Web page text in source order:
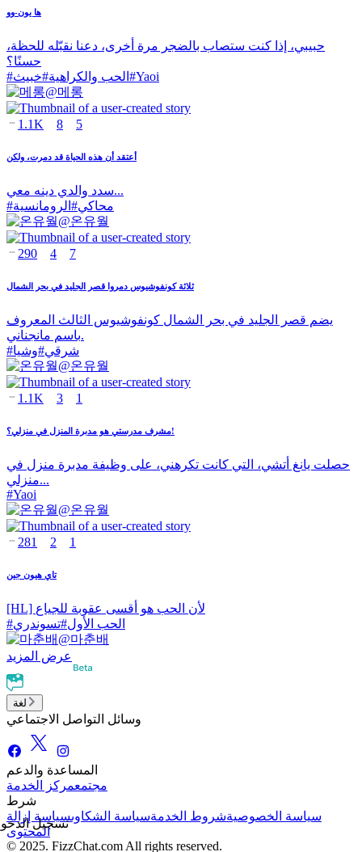
تسجيل
ها يون-وو
حبيبي، إذا كنت ستصاب بالضجر مرة أخرى، دعنا نقبّله للحظة،
حسنًا؟
#
الحب والكراهية#خبيث #Yaoi
@메롱
1.1K 8 5
أعتقد أن هذه الحياة قد دمرت، ولكن
سدد والدي دينه معي...
#
محاكي# الرومانسية
@온유월
290 4 7
ثلاثة كونفوشيوس دمروا قصر الجليد في بحر الشمال
يضم قصر الجليد في بحر الشمال كونفوشيوس الثالث المعروف
باسم مانجناني.
#
شرقي#وشيا
@온유월
1.1K 3 1
مشرف مدرستي هو مدبرة المنزل في منزلي؟!
حصلت يانغ أتشي، التي كانت تكرهني، على وظيفة مدبرة منزل في
منزلي...
#Yaoi
@온유월
281 2 1
تاي هيون جين
[HL] لأن الحب هو أقسى عقوبة للجياع
#
الحب الأول#تسوندري
@마춘배
عرض المزيد
لغة
وسائل التواصل الاجتماعي
المساعدة والدعم
مجتمعمركز الخدمة
شرط
سياسة الخصوصيةشروط الخدمةسياسة الشكاوىسياسة إزالة
المحتوى
© 2025. FizzChat.com All rights reserved.